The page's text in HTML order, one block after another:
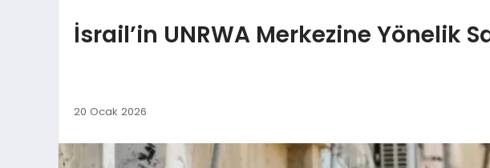
İsrail’in UNRWA Merkezine Yönelik
20 Ocak 2026